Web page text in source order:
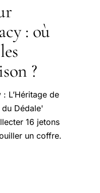
: où
?
L’Héritage de
Dédale'
16 jetons
un coffre.